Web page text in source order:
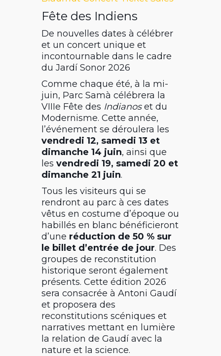
Fête des Indiens
De nouvelles dates à célébrer
et un concert unique et
incontournable dans le cadre
du Jardí Sonor 2026
Comme chaque été, à la mi-
juin, Parc Samà célébrera la
VIIIe Fête des Indianoset du
Modernisme. Cette année,
l’événement se déroulera les
vendredi 12, samedi 13 et
dimanche 14 juin, ainsi que
les vendredi 19, samedi 20 et
dimanche 21 juin.
Tous les visiteurs qui se
rendront au parc à ces dates
vêtus en costume d’époque ou
habillés en blanc bénéficieront
d’une réduction de 50 % sur
le billet d’entrée de jour. Des
groupes de reconstitution
historique seront également
présents. Cette édition 2026
sera consacrée à Antoni Gaudí
et proposera des
reconstitutions scéniques et
narratives mettant en lumière
la relation de Gaudí avec la
nature et la science.